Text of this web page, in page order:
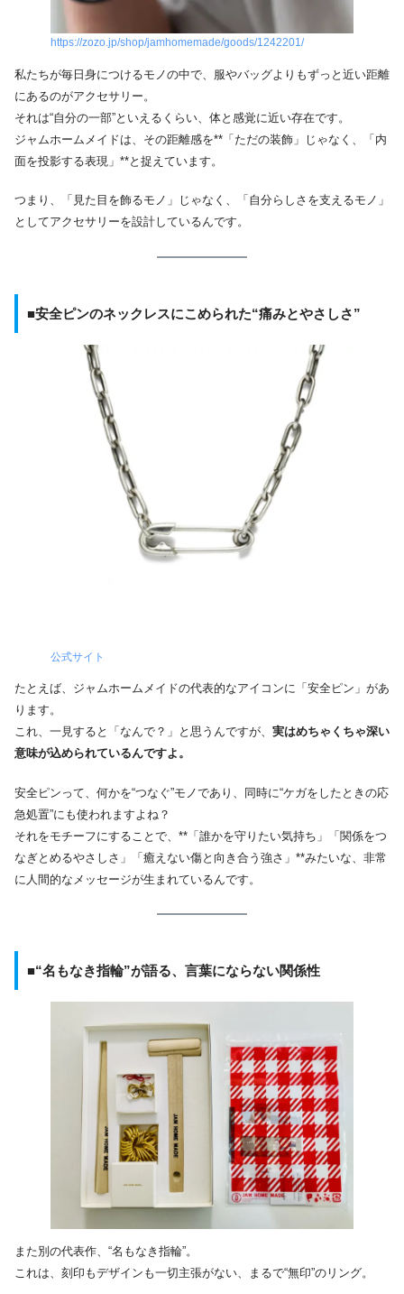
https://zozo.jp/shop/jamhomemade/goods/1242201/
私たちが毎日身につけるモノの中で、服やバッグよりもずっと近い距離
にあるのがアクセサリー。
それは“自分の一部”といえるくらい、体と感覚に近い存在です。
ジャムホームメイドは、その距離感を**「ただの装飾」じゃなく、「内
面を投影する表現」**と捉えています。
つまり、「見た目を飾るモノ」じゃなく、「自分らしさを支えるモノ」
としてアクセサリーを設計しているんです。
■安全ピンのネックレスにこめられた“痛みとやさしさ”
公式サイト
たとえば、ジャムホームメイドの代表的なアイコンに「安全ピン」があ
ります。
これ、一見すると「なんで？」と思うんですが、 実はめちゃくちゃ深い
意味が込められているんですよ。
安全ピンって、何かを“つなぐ”モノであり、同時に“ケガをしたときの応
急処置”にも使われますよね？
それをモチーフにすることで、**「誰かを守りたい気持ち」「関係をつ
なぎとめるやさしさ」「癒えない傷と向き合う強さ」**みたいな、非常
に人間的なメッセージが生まれているんです。
■“名もなき指輪”が語る、言葉にならない関係性
また別の代表作、“名もなき指輪”。
これは、刻印もデザインも一切主張がない、まるで“無印”のリング。